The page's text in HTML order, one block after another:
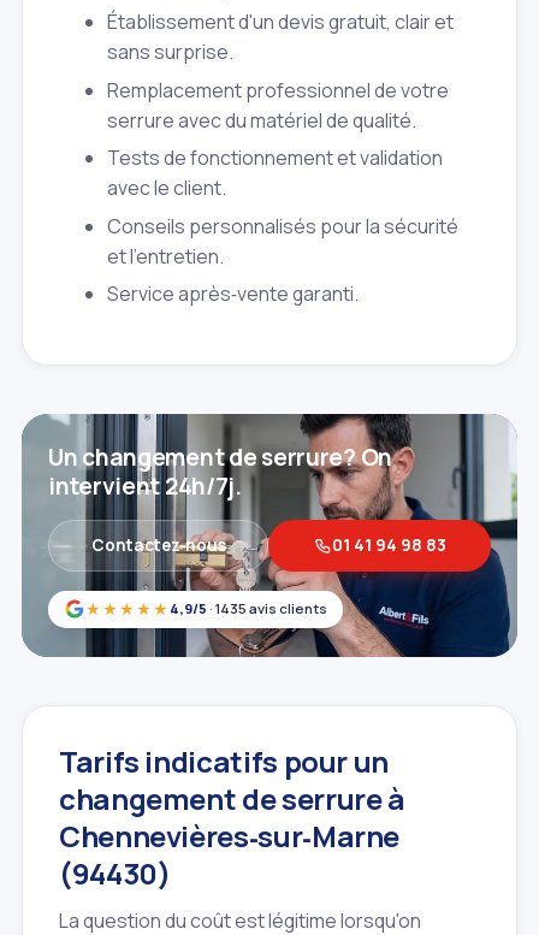
Établissement d'un devis gratuit, clair et
sans surprise.
Remplacement professionnel de votre
serrure avec du matériel de qualité.
Tests de fonctionnement et validation
avec le client.
Conseils personnalisés pour la sécurité
et l'entretien.
Service après‑vente garanti.
★★★★★ 4,9/5 · 1435 avis clients
Un changement de serrure? On
intervient 24h/7j.
Contactez‑nous 01 41 94 98 83
Tarifs indicatifs pour un
changement de serrure à
Chennevières‑sur‑Marne
(94430)
La question du coût est légitime lorsqu'on